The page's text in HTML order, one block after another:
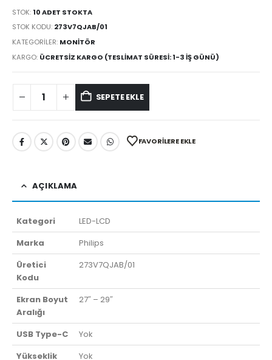
STOK:10 ADET STOKTA
STOK KODU: 273V7QJAB/01
KATEGORILER: MONITÖR
KARGO: ÜCRETSIZ KARGO (TESLIMAT SÜRESI: 1-3 İŞ GÜNÜ)
SEPETE EKLE
FAVORILERE EKLE
AÇIKLAMA
Kategori
LED-LCD
Marka
Philips
Üretici
Kodu
273V7QJAB/01
Ekran Boyut
Aralığı
27″ – 29″
USB Type-C
Yok
Yükseklik
Yok